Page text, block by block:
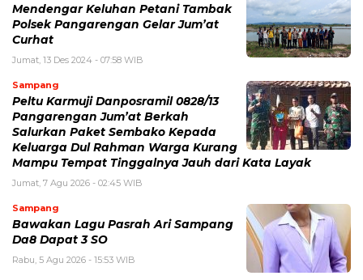
Mendengar Keluhan Petani Tambak
Polsek Pangarengan Gelar Jum’at
Curhat
Jumat, 13 Des 2024 - 07:58 WIB
Sampang
Peltu Karmuji Danposramil 0828/13
Pangarengan Jum’at Berkah
Salurkan Paket Sembako Kepada
Keluarga Dul Rahman Warga Kurang
Mampu Tempat Tinggalnya Jauh dari Kata Layak
Jumat, 7 Agu 2026 - 02:45 WIB
Sampang
Bawakan Lagu Pasrah Ari Sampang
Da8 Dapat 3 SO
Rabu, 5 Agu 2026 - 15:53 WIB